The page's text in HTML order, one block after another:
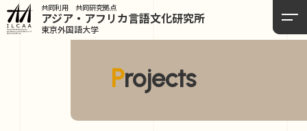
共同利用 共同研究拠点
アジア・アフリカ言語文化研究所
東京外国語大学
Projects